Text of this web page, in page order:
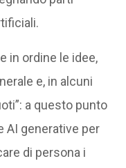
in ordine le idee,
e, in alcuni
a questo punto
AI generative per
di persona i